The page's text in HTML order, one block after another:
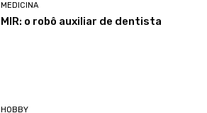
MEDICINA
MIR: o robô auxiliar de dentista
HOBBY